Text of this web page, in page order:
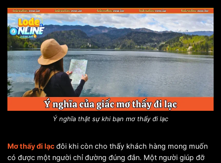
Ý nghĩa thật sự khi bạn mơ thấy đi lạc
Mơ thấy đi lạc đôi khi còn cho thấy khách hàng mong muốn
có được một người chỉ đường đúng đắn. Một người giúp đỡ